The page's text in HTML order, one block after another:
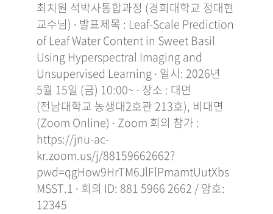
최치원 석박사통합과정 (경희대학교 정대현
교수님) ∙ 발표제목 : Leaf-Scale Prediction
of Leaf Water Content in Sweet Basil
Using Hyperspectral Imaging and
Unsupervised Learning ∙ 일시: 2026년
5월 15일 (금) 10:00~ ∙ 장소 : 대면
(전남대학교 농생대2호관 213호), 비대면
(Zoom Online) ∙ Zoom 회의 참가 :
https://jnu-ac-
kr.zoom.us/j/88159662662?
pwd=qgHow9HrTM6JlFlPmamtUutXbs
MSST.1 ∙ 회의 ID: 881 5966 2662 / 암호:
12345